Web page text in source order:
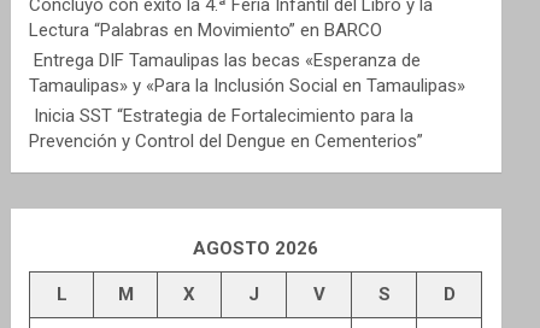
Concluyó con éxito la 4.ª Feria Infantil del Libro y la
Lectura “Palabras en Movimiento” en BARCO
Entrega DIF Tamaulipas las becas «Esperanza de
Tamaulipas» y «Para la Inclusión Social en Tamaulipas»
Inicia SST “Estrategia de Fortalecimiento para la
Prevención y Control del Dengue en Cementerios”
AGOSTO 2026
L M X J V S D